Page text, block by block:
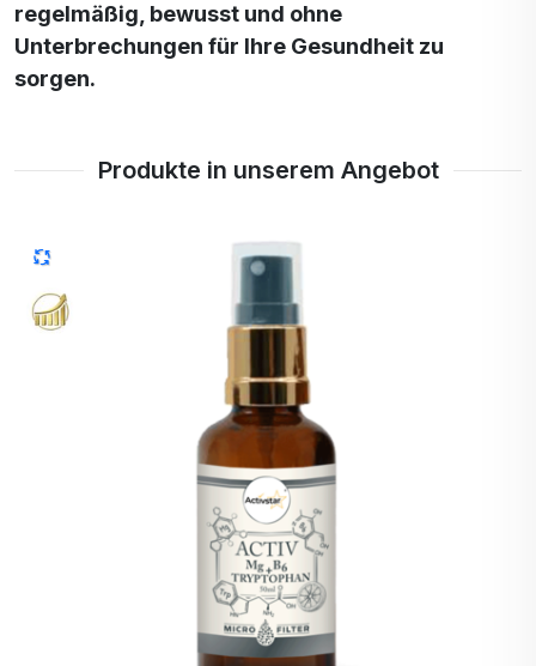
regelmäßig, bewusst und ohne
Unterbrechungen für Ihre Gesundheit zu
sorgen.
Produkte in unserem Angebot